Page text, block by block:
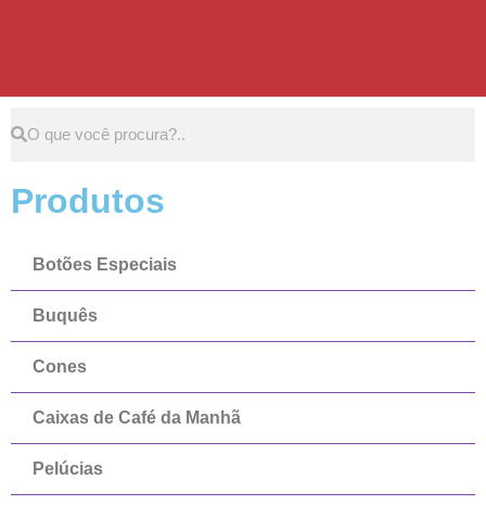
Produtos
Botões Especiais
Buquês
Cones
Caixas de Café da Manhã
Pelúcias